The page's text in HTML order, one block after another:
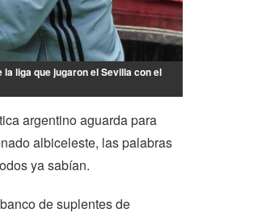
liga que jugaron el Sevilla con el
argentino aguarda para
albiceleste, las palabras
ya sabían.
de suplentes de